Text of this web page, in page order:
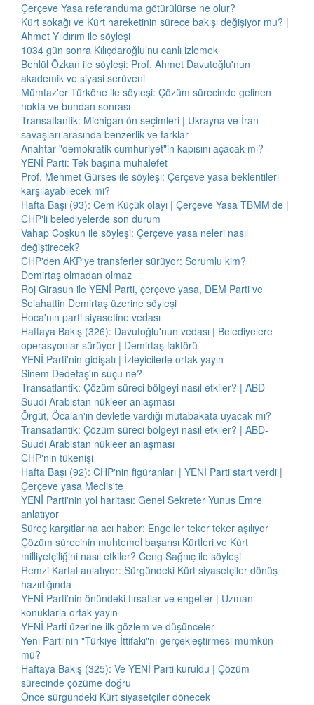
Çerçeve Yasa referanduma götürülürse ne olur?
Kürt sokağı ve Kürt hareketinin sürece bakışı değişiyor mu? |
Ahmet Yıldırım ile söyleşi
1034 gün sonra Kılıçdaroğlu’nu canlı izlemek
Behlül Özkan ile söyleşi: Prof. Ahmet Davutoğlu'nun
akademik ve siyasi serüveni
Mümtaz'er Türköne ile söyleşi: Çözüm sürecinde gelinen
nokta ve bundan sonrası
Transatlantik: Michigan ön seçimleri | Ukrayna ve İran
savaşları arasında benzerlik ve farklar
Anahtar "demokratik cumhuriyet"in kapısını açacak mı?
YENİ Parti: Tek başına muhalefet
Prof. Mehmet Gürses ile söyleşi: Çerçeve yasa beklentileri
karşılayabilecek mi?
Hafta Başı (93): Cem Küçük olayı | Çerçeve Yasa TBMM'de |
CHP'li belediyelerde son durum
Vahap Coşkun ile söyleşi: Çerçeve yasa neleri nasıl
değiştirecek?
CHP'den AKP'ye transferler sürüyor: Sorumlu kim?
Demirtaş olmadan olmaz
Roj Girasun ile YENİ Parti, çerçeve yasa, DEM Parti ve
Selahattin Demirtaş üzerine söyleşi
Hoca'nın parti siyasetine vedası
Haftaya Bakış (326): Davutoğlu'nun vedası | Belediyelere
operasyonlar sürüyor | Demirtaş faktörü
YENİ Parti'nin gidişatı | İzleyicilerle ortak yayın
Sinem Dedetaş'ın suçu ne?
Transatlantik: Çözüm süreci bölgeyi nasıl etkiler? | ABD-
Suudi Arabistan nükleer anlaşması
Örgüt, Öcalan'ın devletle vardığı mutabakata uyacak mı?
Transatlantik: Çözüm süreci bölgeyi nasıl etkiler? | ABD-
Suudi Arabistan nükleer anlaşması
CHP'nin tükenişi
Hafta Başı (92): CHP'nin figüranları | YENİ Parti start verdi |
Çerçeve yasa Meclis'te
YENİ Parti'nin yol haritası: Genel Sekreter Yunus Emre
anlatıyor
Süreç karşıtlarına acı haber: Engeller teker teker aşılıyor
Çözüm sürecinin muhtemel başarısı Kürtleri ve Kürt
milliyetçiliğini nasıl etkiler? Ceng Sağnıç ile söyleşi
Remzi Kartal anlatıyor: Sürgündeki Kürt siyasetçiler dönüş
hazırlığında
YENİ Parti’nin önündeki fırsatlar ve engeller | Uzman
konuklarla ortak yayın
YENİ Parti üzerine ilk gözlem ve düşünceler
Yeni Parti'nin "Türkiye İttifakı"nı gerçekleştirmesi mümkün
mü?
Haftaya Bakış (325): Ve YENİ Parti kuruldu | Çözüm
sürecinde çözüme doğru
Önce sürgündeki Kürt siyasetçiler dönecek